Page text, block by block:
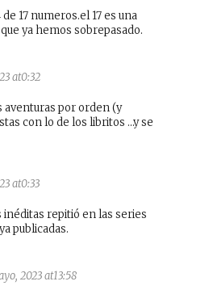
17 numeros.el 17 es una
ya hemos sobrepasado.
at0:32
aventuras por orden (y
con lo de los libritos …y se
at0:33
inéditas repitió en las series
publicadas.
2023 at13:58